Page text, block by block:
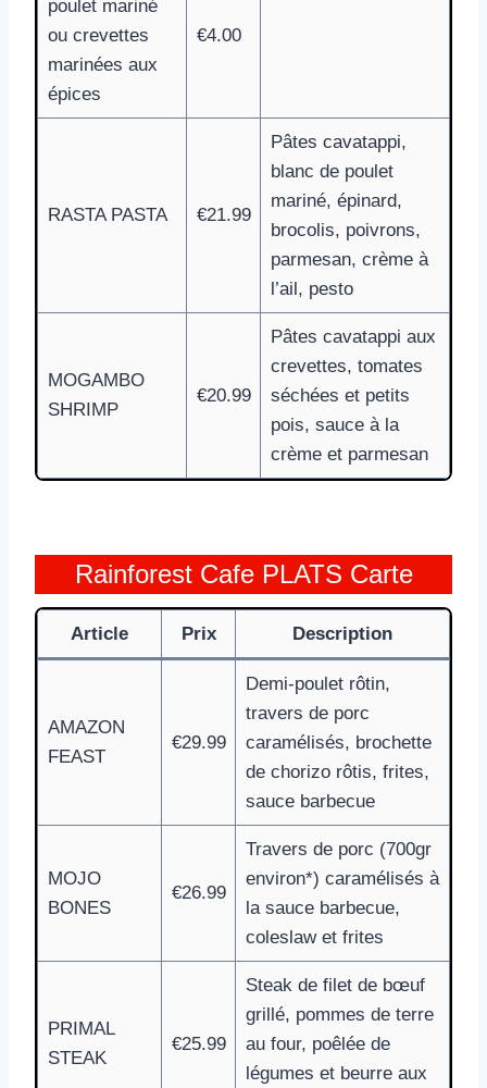
poulet mariné
ou crevettes
marinées aux
épices
€4.00
RASTA PASTA €21.99
Pâtes cavatappi,
blanc de poulet
mariné, épinard,
brocolis, poivrons,
parmesan, crème à
l’ail, pesto
MOGAMBO
SHRIMP
€20.99
Pâtes cavatappi aux
crevettes, tomates
séchées et petits
pois, sauce à la
crème et parmesan
Rainforest Cafe PLATS Carte
Article Prix Description
AMAZON
FEAST
€29.99
Demi-poulet rôtin,
travers de porc
caramélisés, brochette
de chorizo rôtis, frites,
sauce barbecue
MOJO
BONES
€26.99
Travers de porc (700gr
environ*) caramélisés à
la sauce barbecue,
coleslaw et frites
PRIMAL
STEAK
€25.99
Steak de filet de bœuf
grillé, pommes de terre
au four, poêlée de
légumes et beurre aux